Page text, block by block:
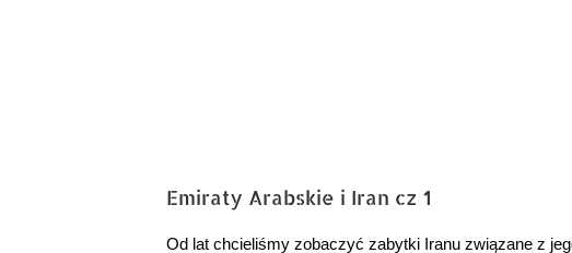
Emiraty Arabskie i Iran cz 1
Od lat chcieliśmy zobaczyć zabytki Iranu związane z